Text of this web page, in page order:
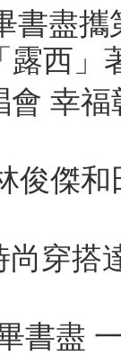
書盡
露西」
會 幸
俊傑和
尚穿搭
書盡